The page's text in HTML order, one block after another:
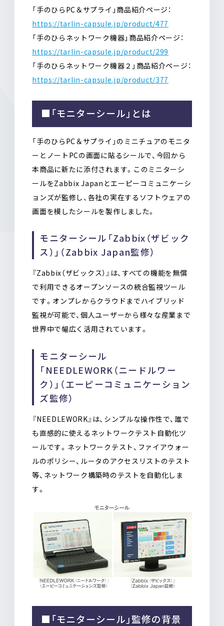
「手のひらPC＆サプライ」商品紹介ページ：
https://tarlin-capsule.jp/product/477
「手のひらネットワーク機器」商品紹介ページ：
https://tarlin-capsule.jp/product/299
「手のひらネットワーク機器２」商品紹介ページ：
https://tarlin-capsule.jp/product/377
■「モニターシール」とは
「手のひらPC＆サプライ」のミニチュアのモニタ
ーとノートPCの画面に貼るシールで、今回から
本商品に新たに添付されます。このミニターシ
ールをZabbix Japanとエーピーコミュニケーシ
ョンズが監修し、各社の実在するソフトウェアの
画面を模したシールを製作しました。
モニターシール「Zabbix（ザビック
ス）」（Zabbix Japan監修）
『Zabbix（ザビックス）』は、すべての機能を無償
で利用できるオープンソースの統合監視ツール
です。オンプレからクラウドまでハイブリッド
監視が可能で、個人ユーザーから様々な産業まで
世界中で幅広く活用されています。
モニターシール
「NEEDLEWORK（ニードルワー
ク）」（エーピーコミュニケーション
ズ監修）
『NEEDLEWORK』は、シンプルな操作性で、誰で
も直感的に使えるネットワークテスト自動化ツ
ールです。ネットワークテスト、ファイアウォー
ルのポリシー、ルータのアクセスリストのテスト
等、ネットワーク構築時のテストを自動化しま
す。
■「モニターシール」監修の背景